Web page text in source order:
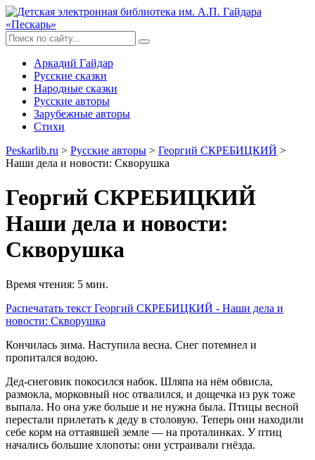
Аркадий Гайдар
Русские сказки
Народные сказки
Русские авторы
Зарубежные авторы
Стихи
Peskarlib.ru > Русские авторы > Георгий СКРЕБИЦКИЙ >
Наши дела и новости: Скворушка
Георгий СКРЕБИЦКИЙ
Наши дела и новости:
Скворушка
Время чтения: 5 мин.
Распечатать текст Георгий СКРЕБИЦКИЙ - Наши дела и
новости: Скворушка
Кончилась зима. Наступила весна. Снег потемнел и
пропитался водою.
Дед-снеговик покосился набок. Шляпа на нём обвисла,
размокла, морковный нос отвалился, и дощечка из рук тоже
выпала. Но она уже больше и не нужна была. Птицы весной
перестали прилетать к деду в столовую. Теперь они находили
себе корм на оттаявшей земле — на проталинках. У птиц
начались большие хлопоты: они устраивали гнёзда.